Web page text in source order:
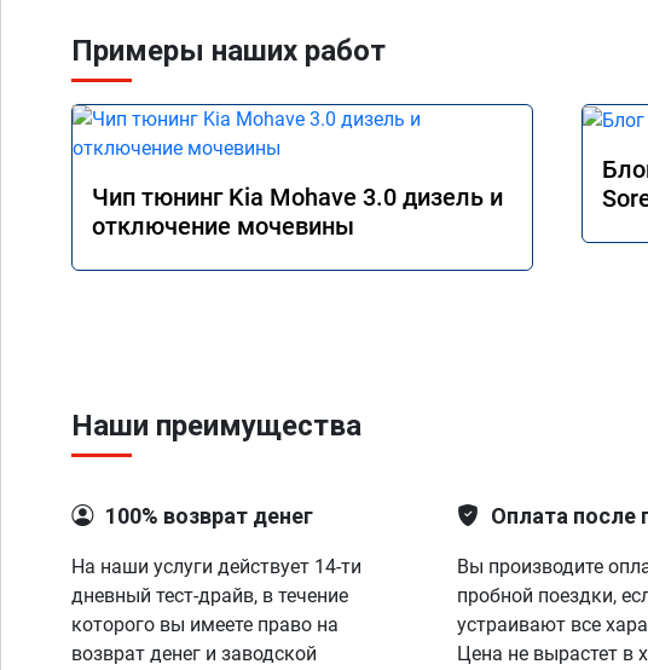
Примеры наших работ
Чип тюнинг Kia Mohave 3.0 дизель и
отключение мочевины
Наши преимущества
100% возврат денег
На наши услуги действует 14-ти
дневный тест-драйв, в течение
которого вы имеете право на
возврат денег и заводской
Оплата после
Вы производите
пробной поездки,
устраивают все
Цена не вырастет в